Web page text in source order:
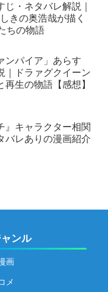
じ・ネタバレ解説｜
きの奥浩哉が描く
ちの物語
ンパイア」あらす
｜ドラァグクイーン
再生の物語【感想】
』キャラクター相関
バレありの漫画紹介
ンル
画
メ